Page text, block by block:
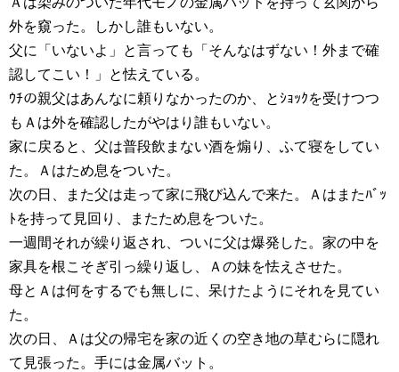
外を窺った。しかし誰もいない。
父に「いないよ」と言っても「そんなはずない！外まで確
認してこい！」と怯えている。
ｳﾁの親父はあんなに頼りなかったのか、とｼｮｯｸを受けつつ
もＡは外を確認したがやはり誰もいない。
家に戻ると、父は普段飲まない酒を煽り、ふて寝をしてい
た。Ａはため息をついた。
次の日、また父は走って家に飛び込んで来た。Ａはまたﾊﾞｯ
ﾄを持って見回り、またため息をついた。
一週間それが繰り返され、ついに父は爆発した。家の中を
家具を根こそぎ引っ繰り返し、Ａの妹を怯えさせた。
母とＡは何をするでも無しに、呆けたようにそれを見てい
た。
次の日、Ａは父の帰宅を家の近くの空き地の草むらに隠れ
て見張った。手には金属バット。